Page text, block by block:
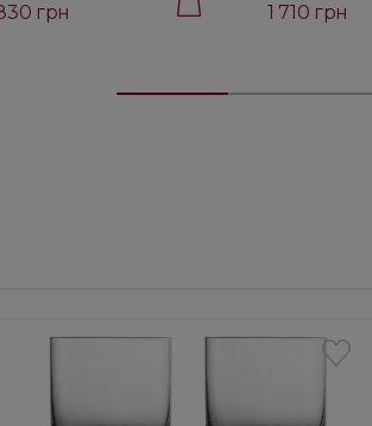
грн 1 710 грн